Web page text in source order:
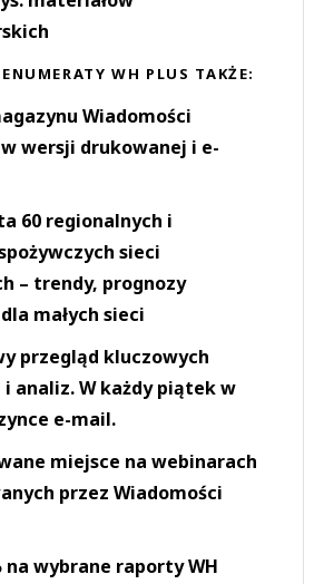
WH PLUS TAKŻE:
Wiadomości
wersji drukowanej i e-
60 regionalnych i
sieci
– trendy, prognozy
małych sieci
przegląd kluczowych
analiz. W każdy piątek w
e-mail.
miejsce na webinarach
przez Wiadomości
na wybrane raporty WH